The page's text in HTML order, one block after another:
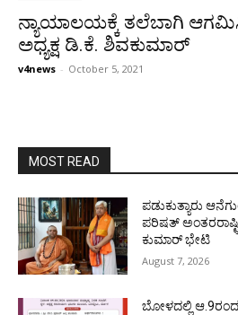
ನ್ಯಾಯಾಲಯಕ್ಕೆ ತಲೆಬಾಗಿ
ಅಧ್ಯಕ್ಷ ಡಿ.ಕೆ. ಶಿವಕುಮಾರ್
v4news - October 5, 2021
MOST READ
ಪಡುಕುತ್ಯಾರು
ಪರಿಷತ್
ಕುಮಾರ್ ಭೇಟಿ
August 7, 2026
ಬೋಳದಲ್ಲಿ